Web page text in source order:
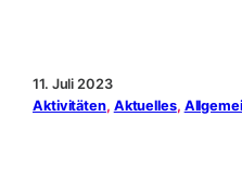
11. Juli 2023
Aktivitäten, Aktuelles,